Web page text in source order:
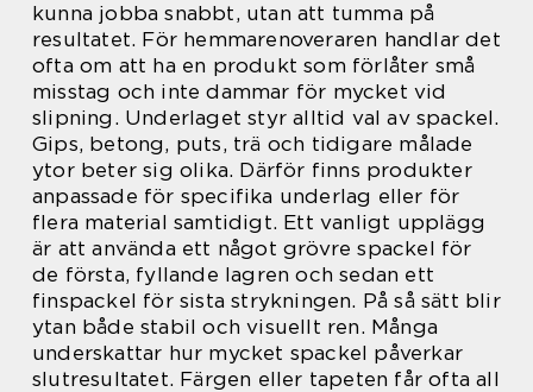
kunna jobba snabbt, utan att tumma på
resultatet. För hemmarenoveraren handlar det
ofta om att ha en produkt som förlåter små
misstag och inte dammar för mycket vid
slipning. Underlaget styr alltid val av spackel.
Gips, betong, puts, trä och tidigare målade
ytor beter sig olika. Därför finns produkter
anpassade för specifika underlag eller för
flera material samtidigt. Ett vanligt upplägg
är att använda ett något grövre spackel för
de första, fyllande lagren och sedan ett
finspackel för sista strykningen. På så sätt blir
ytan både stabil och visuellt ren. Många
underskattar hur mycket spackel påverkar
slutresultatet. Färgen eller tapeten får ofta all